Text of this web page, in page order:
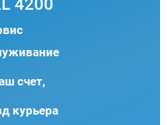
4200
счет,
курьера